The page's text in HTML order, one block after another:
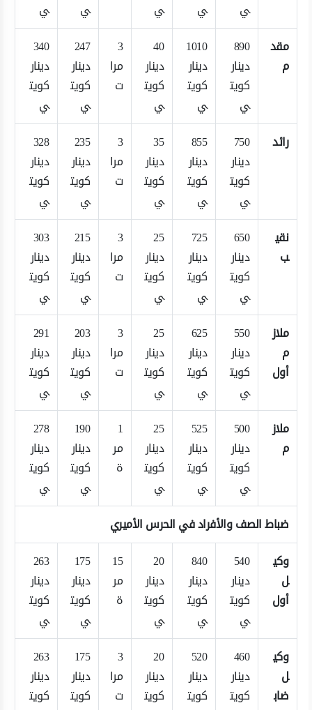
ي
ي
ي
ي
ي
مقد
م
890
دينار
كويت
ي
1010
دينار
كويت
ي
40
دينار
كويت
ي
3
مرا
ت
247
دينار
كويت
ي
340
دينار
كويت
ي
رائد
750
دينار
كويت
ي
855
دينار
كويت
ي
35
دينار
كويت
ي
3
مرا
ت
235
دينار
كويت
ي
328
دينار
كويت
ي
نقي
ب
650
دينار
كويت
ي
725
دينار
كويت
ي
25
دينار
كويت
ي
3
مرا
ت
215
دينار
كويت
ي
303
دينار
كويت
ي
ملاز
م
أول
550
دينار
كويت
ي
625
دينار
كويت
ي
25
دينار
كويت
ي
3
مرا
ت
203
دينار
كويت
ي
291
دينار
كويت
ي
ملاز
م
500
دينار
كويت
ي
525
دينار
كويت
ي
25
دينار
كويت
ي
1
مر
ة
190
دينار
كويت
ي
278
دينار
كويت
ي
ضباط الصف والأفراد في الحرس الأميري
وكي
ل
أول
540
دينار
كويت
ي
840
دينار
كويت
ي
20
دينار
كويت
ي
15
مر
ة
175
دينار
كويت
ي
263
دينار
كويت
ي
وكي
ل
ضاب
460
دينار
كويت
520
دينار
كويت
20
دينار
كويت
3
مرا
ت
175
دينار
كويت
263
دينار
كويت